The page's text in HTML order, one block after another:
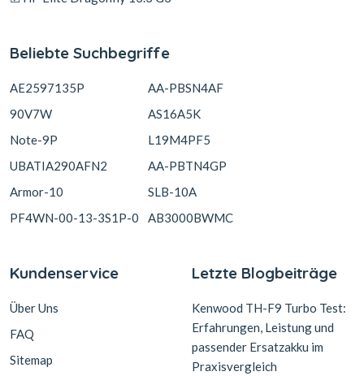
Beliebte Suchbegriffe
AE2597135P
90V7W
Note-9P
UBATIA290AFN2
Armor-10
PF4WN-00-13-3S1P-0
AA-PBSN4AF
AS16A5K
L19M4PF5
AA-PBTN4GP
SLB-10A
AB3000BWMC
Kundenservice
Über Uns
FAQ
Sitemap
Letzte Blogbeiträge
Kenwood TH-F9 Turbo Test:
Erfahrungen, Leistung und
passender Ersatzakku im
Praxisvergleich